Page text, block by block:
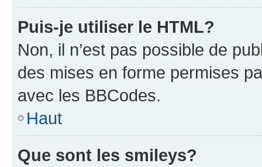
Puis-je utiliser le HTML?
Non, il n’est pas possible de
des mises en forme permises
avec les BBCodes.
Haut
Que sont les smileys?